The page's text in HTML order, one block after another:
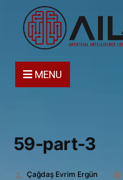
MENU
59-part-3
Gönderen:
Çağdaş Evrim Ergün